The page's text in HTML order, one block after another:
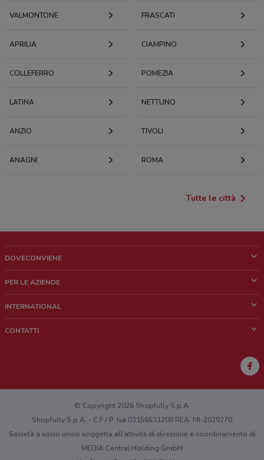
VALMONTONE FRASCATI
APRILIA CIAMPINO
COLLEFERRO POMEZIA
LATINA NETTUNO
ANZIO TIVOLI
ANAGNI ROMA
Tutte le città
DOVECONVIENE
Chi siamo
Lavora con noi
PER LE AZIENDE
Richieste commerciali e marketing
INTERNATIONAL
CONTATTI
Hai un malfunzionamento sul web o sull'app?
© Copyright 2026 Shopfully S.p.A.
Shopfully S.p.A. - C.F / P. Iva 03156531208 REA: MI-2029270
Società a socio unico soggetta all’attività di direzione e coordinamento di
MEDIA Central Holding GmbH